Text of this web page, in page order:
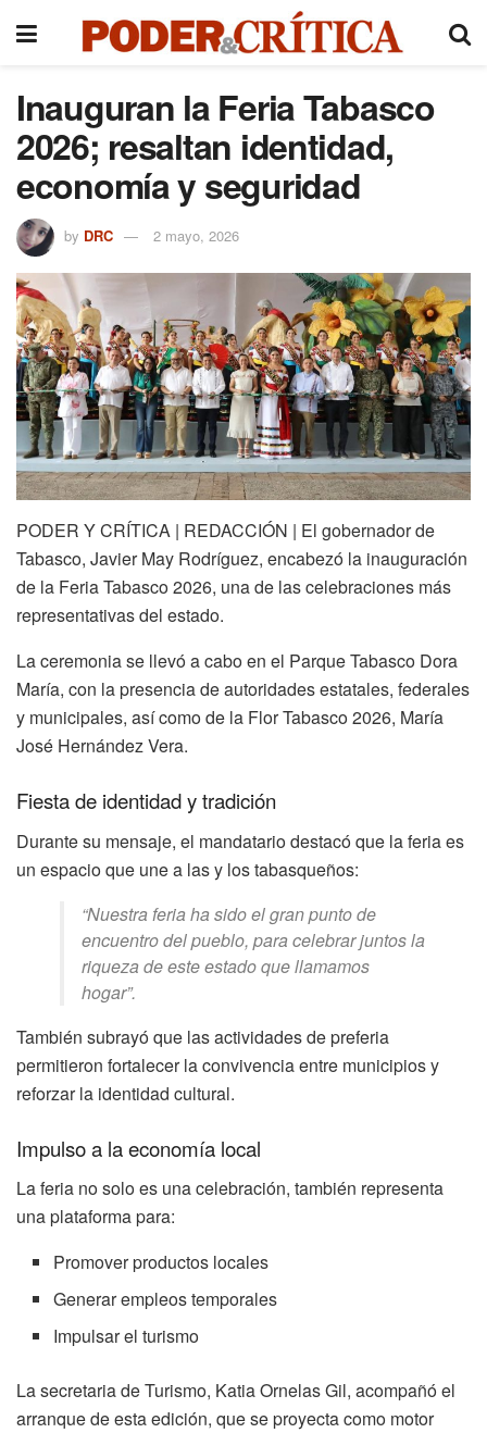
Inauguran la Feria Tabasco
2026; resaltan identidad,
economía y seguridad
by DRC 2 mayo, 2026
PODER Y CRÍTICA | REDACCIÓN | El gobernador de
Tabasco, Javier May Rodríguez, encabezó la inauguración
de la Feria Tabasco 2026, una de las celebraciones más
representativas del estado.
La ceremonia se llevó a cabo en el Parque Tabasco Dora
María, con la presencia de autoridades estatales, federales
y municipales, así como de la Flor Tabasco 2026, María
José Hernández Vera.
Fiesta de identidad y tradición
Durante su mensaje, el mandatario destacó que la feria es
un espacio que une a las y los tabasqueños:
“Nuestra feria ha sido el gran punto de
encuentro del pueblo, para celebrar juntos la
riqueza de este estado que llamamos
hogar”.
También subrayó que las actividades de preferia
permitieron fortalecer la convivencia entre municipios y
reforzar la identidad cultural.
Impulso a la economía local
La feria no solo es una celebración, también representa
una plataforma para:
Promover productos locales
Generar empleos temporales
Impulsar el turismo
La secretaria de Turismo, Katia Ornelas Gil, acompañó el
arranque de esta edición, que se proyecta como motor